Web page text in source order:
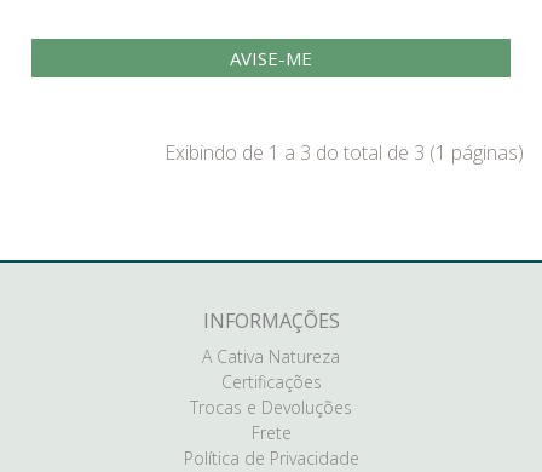
AVISE-ME
Exibindo de 1 a 3 do total de 3 (1 páginas)
INFORMAÇÕES
A Cativa Natureza
Certificações
Trocas e Devoluções
Frete
Política de Privacidade